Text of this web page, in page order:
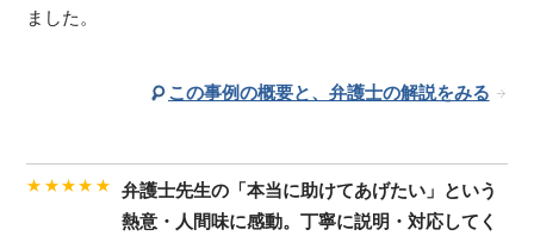
ました。
この事例の概要と、弁護士の解説をみる
弁護士先生の「本当に助けてあげたい」という
熱意・人間味に感動。丁寧に説明・対応してく
★★★★★